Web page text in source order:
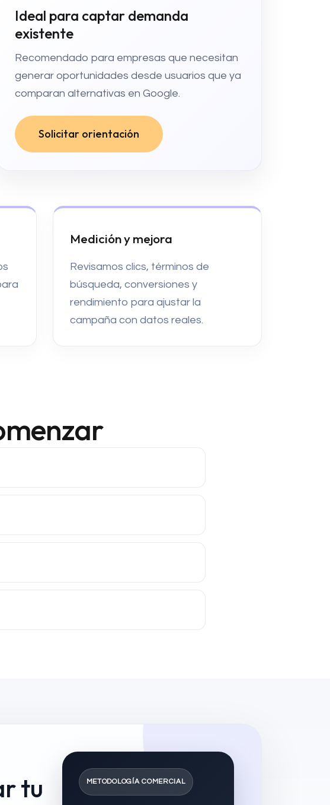
Ideal para captar demanda
existente
Recomendado para empresas que necesitan
generar oportunidades desde usuarios que ya
comparan alternativas en Google.
Solicitar orientación
Medición y mejora
Revisamos clics, términos de
búsqueda, conversiones y
rendimiento para ajustar la
campaña con datos reales.
tu
METODOLOGÍA COMERCIAL